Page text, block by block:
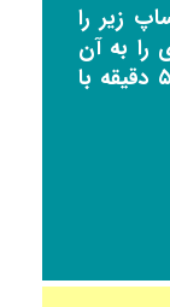
زیر را
را به آن
ارسال نمایید تا وکیل در کمتر از ۵ دقیقه با